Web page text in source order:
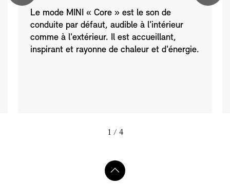
Le mode MINI « Core » est le son de
conduite par défaut, audible à l'intérieur
comme à l'extérieur. Il est accueillant,
inspirant et rayonne de chaleur et d'énergie.
1 / 4